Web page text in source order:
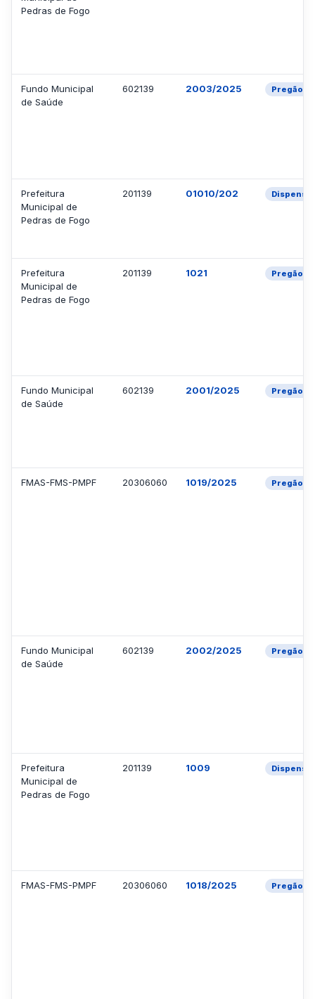
Pedras de Fogo
Fundo Municipal
de Saúde
602139 2003/2025 Pregão
Prefeitura
Municipal de
Pedras de Fogo
201139 01010/202 Dispensa
Prefeitura
Municipal de
Pedras de Fogo
201139 1021 Pregão
Fundo Municipal
de Saúde
602139 2001/2025 Pregão
FMAS-FMS-PMPF 20306060 1019/2025 Pregão
Fundo Municipal
de Saúde
602139 2002/2025 Pregão
Prefeitura
Municipal de
Pedras de Fogo
201139 1009 Dispensa
FMAS-FMS-PMPF 20306060 1018/2025 Pregão